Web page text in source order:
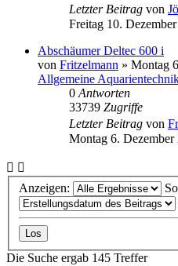
Letzter Beitrag von
Freitag 10.
Abschäumer Deltec 600 i
von Fritzelmann » Montag
Allgemeine
0 Antworten
33739 Zugriffe
Letzter Beitrag von
Montag 6. Dezember
Anzeigen:
Die Suche ergab 145 Treffer